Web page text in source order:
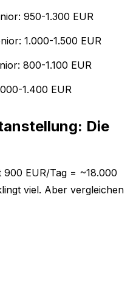
950-1.300 EUR
1.000-1.500 EUR
800-1.100 EUR
1.400 EUR
Die
EUR/Tag = ~18.000
viel. Aber vergleichen